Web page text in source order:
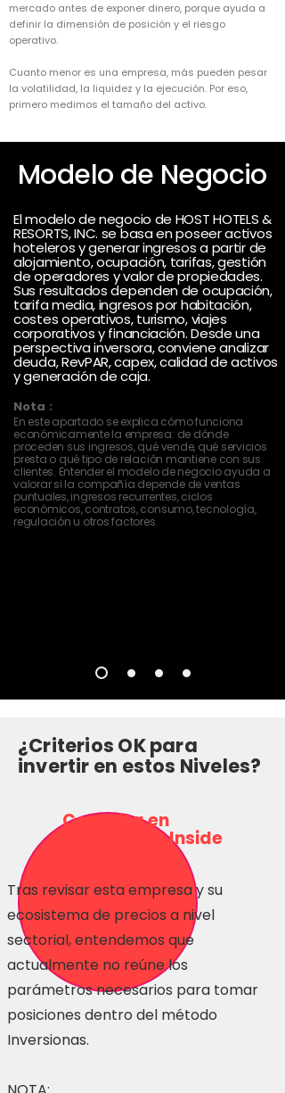
mercado antes de exponer dinero, porque ayuda a
definir la dimensión de posición y el riesgo
operativo.
Cuanto menor es una empresa, más pueden pesar
la volatilidad, la liquidez y la ejecución. Por eso,
primero medimos el tamaño del activo.
Modelo de Negocio
El modelo de negocio de HOST HOTELS &
RESORTS, INC. se basa en poseer activos
hoteleros y generar ingresos a partir de
alojamiento, ocupación, tarifas, gestión
de operadores y valor de propiedades.
Sus resultados dependen de ocupación,
tarifa media, ingresos por habitación,
costes operativos, turismo, viajes
corporativos y financiación. Desde una
perspectiva inversora, conviene analizar
deuda, RevPAR, capex, calidad de activos
y generación de caja.
Nota :
En este apartado se explica cómo funciona
económicamente la empresa: de dónde
proceden sus ingresos, qué vende, qué servicios
presta o qué tipo de relación mantiene con sus
clientes. Entender el modelo de negocio ayuda a
valorar si la compañía depende de ventas
puntuales, ingresos recurrentes, ciclos
económicos, contratos, consumo, tecnología,
regulación u otros factores.
¿Criterios OK para
invertir en estos Niveles?
Consulta en
Inversionas Inside
Tras revisar esta empresa y su
ecosistema de precios a nivel
sectorial, entendemos que
actualmente no reúne los
parámetros necesarios para tomar
posiciones dentro del método
Inversionas.